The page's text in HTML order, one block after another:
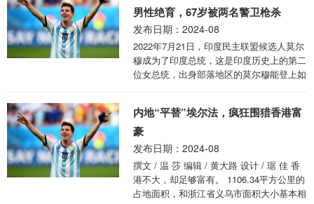
萍结婚已经6年了，生活平淡而乏味。他觉
得自己已经失去了激情和浪漫，直到他遇到
了唐婧冉。 唐婧冉是他公司的新同事，年
轻漂亮，充满活力。白杰明一下子就被她吸
引住了，他开始频繁地和她接触，聊天，吃
饭，看电影。 渐渐地，白杰明和唐婧冉之
间产生了感情，白杰明陷入了热恋之中。
...
男性绝育，67岁被两名警卫枪杀
发布日期：2024-08
2022年7月21日，印度民主联盟候选人莫尔
穆成为了印度总统，这是印度历史上的第二
位女总统，出身部落地区的莫尔穆能登上如
握在了总理手中，这也是为什么印度总统一
直没什么存在感的原因。 那么，在印度这
样一个女性地位不是很高的国家，有没有出
现过一个扛起大旗的女总理呢？ 有，且只
有一个，她就是英迪拉甘地。英迪拉在总理
职务上工作了15年，不管对内对外都非常强
硬，因此也有着“铁娘子”之称。不过也是因
内地“平替”埃尔法，疯狂围猎香港富
豪
发布日期：2024-08
撰文 / 温 莎 编辑 / 黄大路 设计 / 琚 佳 香
港不大，却足够富有。 1106.34平方公里的
占地面积，和浙江省义乌市面积大小基本相